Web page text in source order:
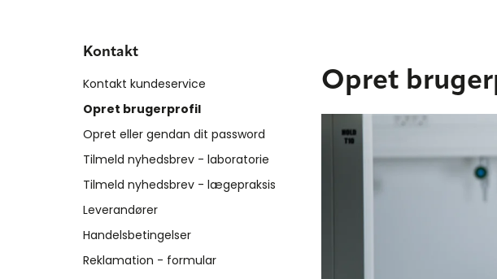
Kontakt
Kontakt kundeservice
Opret brugerprofil
Opret eller gendan dit password
Tilmeld nyhedsbrev - laboratorie
Tilmeld nyhedsbrev - lægepraksis
Leverandører
Handelsbetingelser
Reklamation - formular
Opret